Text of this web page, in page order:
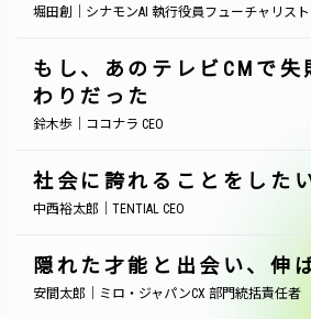
堀田創｜シナモンAI 執行役員フューチャリスト
もし、あのテレビCMで失
わりだった
鈴木歩｜ココナラ CEO
社会に誇れることをした
中西裕太郎｜TENTIAL CEO
隠れた才能と出会い、伸
安間太郎｜ミロ・ジャパンCX 部門統括責任者